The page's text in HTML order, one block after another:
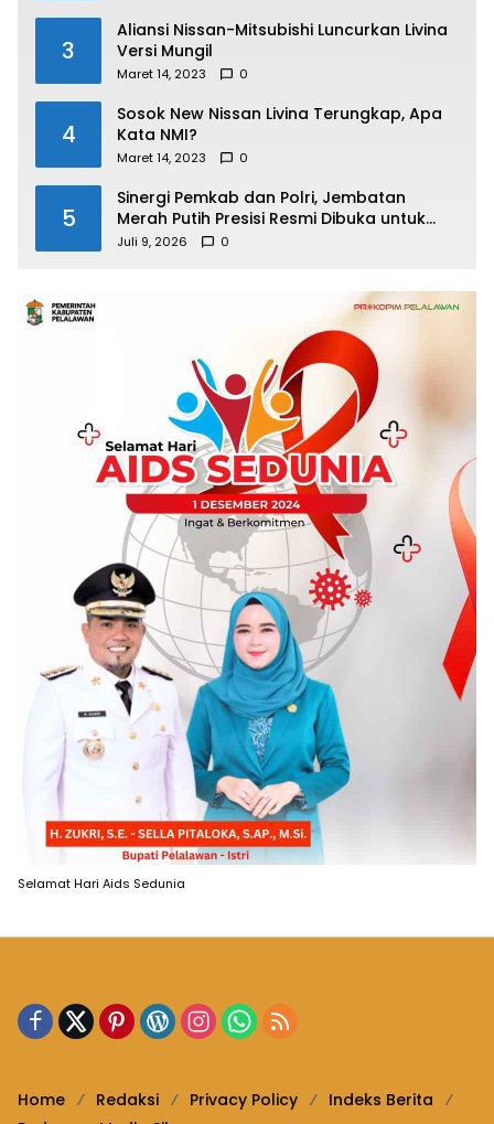
3
Aliansi Nissan-Mitsubishi Luncurkan Livina
Versi Mungil
Maret 14, 2023 0
4
Sosok New Nissan Livina Terungkap, Apa
Kata NMI?
Maret 14, 2023 0
5
Sinergi Pemkab dan Polri, Jembatan
Merah Putih Presisi Resmi Dibuka untuk
Masyarakat Desa Rangsang
Juli 9, 2026 0
Selamat Hari Aids Sedunia
Home Redaksi Privacy Policy
Indeks Berita